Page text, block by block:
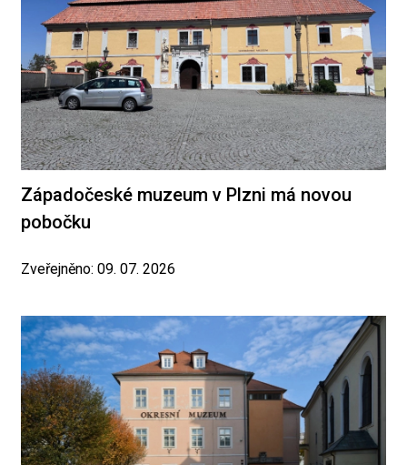
Západočeské muzeum v Plzni má novou
pobočku
Zveřejněno: 09. 07. 2026